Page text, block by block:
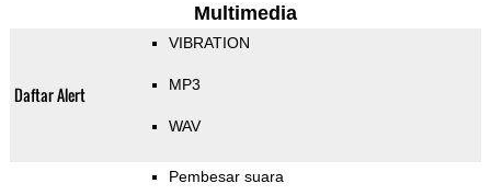
Multimedia
Daftar Alert
VIBRATION
MP3
WAV
Pembesar suara